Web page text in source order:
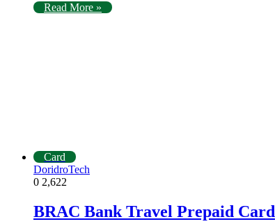
Read More »
Card
DoridroTech
0 2,622
BRAC Bank Travel Prepaid Card